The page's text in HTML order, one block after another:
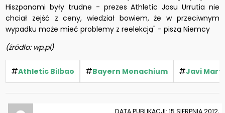
Hiszpanami były trudne - prezes Athletic Josu Urrutia nie
chciał zejść z ceny, wiedział bowiem, że w przeciwnym
wypadku może mieć problemy z reelekcją" - piszą Niemcy
(źródło: wp.pl)
#Athletic Bilbao #Bayern Monachium #Javi
DATA PUBLIKACJI: 15 SIERPNIA 2012,